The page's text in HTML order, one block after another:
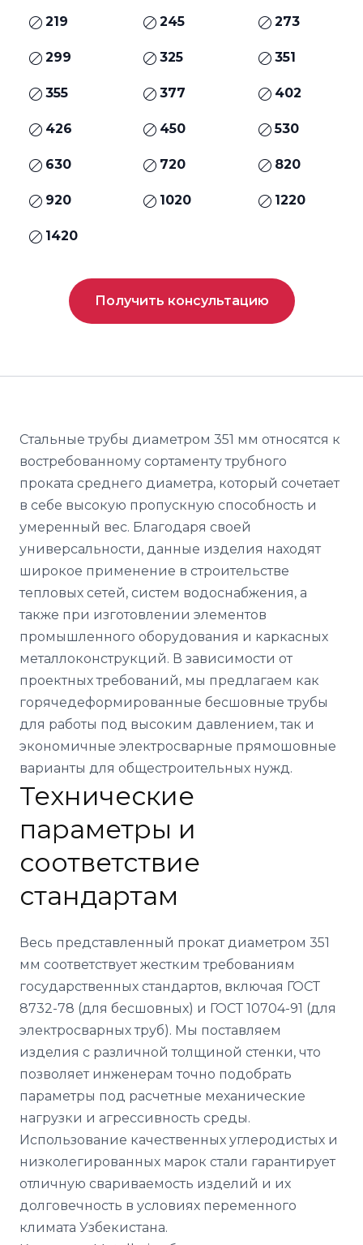
219 245 273
299 325 351
355 377 402
426 450 530
630 720 820
920 1020 1220
1420
Получить консультацию
Стальные трубы диаметром 351 мм относятся к
востребованному сортаменту трубного
проката среднего диаметра, который сочетает
в себе высокую пропускную способность и
умеренный вес. Благодаря своей
универсальности, данные изделия находят
широкое применение в строительстве
тепловых сетей, систем водоснабжения, а
также при изготовлении элементов
промышленного оборудования и каркасных
металлоконструкций. В зависимости от
проектных требований, мы предлагаем как
горячедеформированные бесшовные трубы
для работы под высоким давлением, так и
экономичные электросварные прямошовные
варианты для общестроительных нужд.
Технические
параметры и
соответствие
стандартам
Весь представленный прокат диаметром 351
мм соответствует жестким требованиям
государственных стандартов, включая ГОСТ
8732-78 (для бесшовных) и ГОСТ 10704-91 (для
электросварных труб). Мы поставляем
изделия с различной толщиной стенки, что
позволяет инженерам точно подобрать
параметры под расчетные механические
нагрузки и агрессивность среды.
Использование качественных углеродистых и
низколегированных марок стали гарантирует
отличную свариваемость изделий и их
долговечность в условиях переменного
климата Узбекистана.